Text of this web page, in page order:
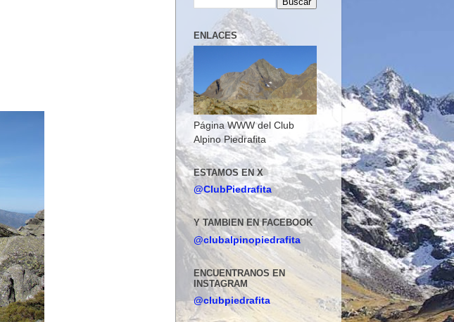
ENLACES
Página WWW del Club
Alpino Piedrafita
ESTAMOS EN X
@ClubPiedrafita
Y TAMBIEN EN FACEBOOK
@clubalpinopiedrafita
ENCUENTRANOS EN
INSTAGRAM
@clubpiedrafita